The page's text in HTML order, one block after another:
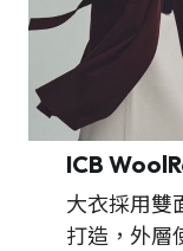
ICB
大衣採用雙
打造，外層